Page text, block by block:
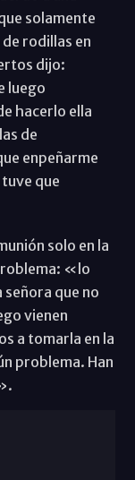
solamente
rodillas en
dijo:
luego
hacerlo ella
de
enpeñarme
que
solo en la
«lo
que no
vienen
a tomarla en la
problema. Han